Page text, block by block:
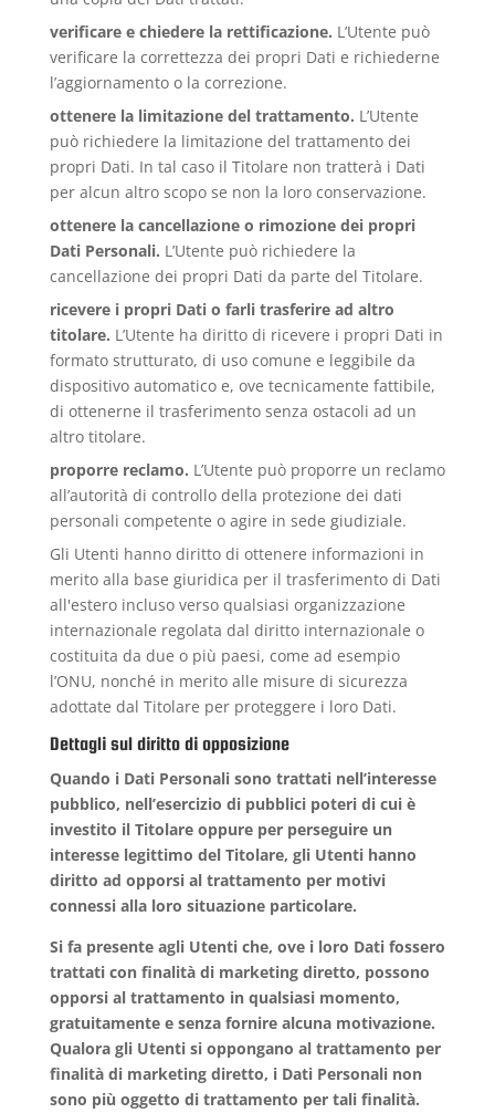
verificare e chiedere la rettificazione. L’Utente può
verificare la correttezza dei propri Dati e richiederne
l’aggiornamento o la correzione.
ottenere la limitazione del trattamento. L’Utente
può richiedere la limitazione del trattamento dei
propri Dati. In tal caso il Titolare non tratterà i Dati
per alcun altro scopo se non la loro conservazione.
ottenere la cancellazione o rimozione dei propri
Dati Personali. L’Utente può richiedere la
cancellazione dei propri Dati da parte del Titolare.
ricevere i propri Dati o farli trasferire ad altro
titolare. L’Utente ha diritto di ricevere i propri Dati in
formato strutturato, di uso comune e leggibile da
dispositivo automatico e, ove tecnicamente fattibile,
di ottenerne il trasferimento senza ostacoli ad un
altro titolare.
proporre reclamo. L’Utente può proporre un reclamo
all’autorità di controllo della protezione dei dati
personali competente o agire in sede giudiziale.
Gli Utenti hanno diritto di ottenere informazioni in
merito alla base giuridica per il trasferimento di Dati
all'estero incluso verso qualsiasi organizzazione
internazionale regolata dal diritto internazionale o
costituita da due o più paesi, come ad esempio
l’ONU, nonché in merito alle misure di sicurezza
adottate dal Titolare per proteggere i loro Dati.
Dettagli sul diritto di opposizione
Quando i Dati Personali sono trattati nell’interesse
pubblico, nell’esercizio di pubblici poteri di cui è
investito il Titolare oppure per perseguire un
interesse legittimo del Titolare, gli Utenti hanno
diritto ad opporsi al trattamento per motivi
connessi alla loro situazione particolare.
Si fa presente agli Utenti che, ove i loro Dati fossero
trattati con finalità di marketing diretto, possono
opporsi al trattamento in qualsiasi momento,
gratuitamente e senza fornire alcuna motivazione.
Qualora gli Utenti si oppongano al trattamento per
finalità di marketing diretto, i Dati Personali non
sono più oggetto di trattamento per tali finalità.